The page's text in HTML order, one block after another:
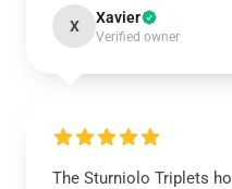
X Xavier
Verified owner
The Sturniolo Triplets